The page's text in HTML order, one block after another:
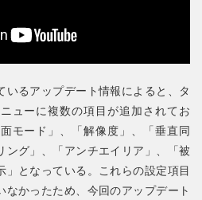
いるアップデート情報によると、タ
ューに複数の項目が追加されてお
モード」、「解像度」、「垂直同
ング」、「アンチエイリア」、「被
となっている。これらの設定項目
かったため、今回のアップデート